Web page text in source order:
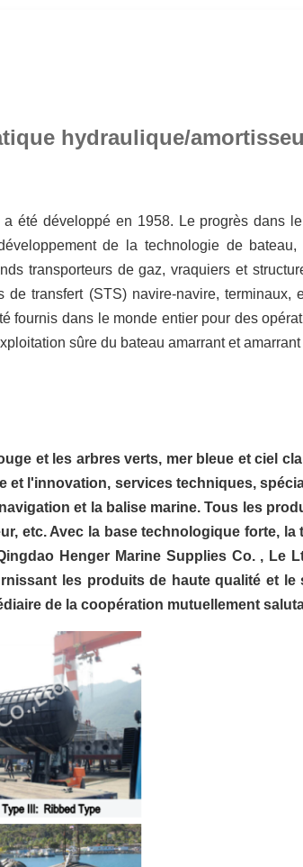
hydraulique/
été développé en 1958. Le progrès dans
de la technologie de
transporteurs de gaz, vraquiers et
transfert (STS) navire-navire,
fournis dans le monde entier pour des
sûre du bateau amarrant et
et les arbres verts, mer bleue et ciel
l'innovation, services techniques,
et la balise marine. Tous les
etc. Avec la base technologique forte,
Henger Marine Supplies Co. ,
les produits de haute qualité et
de la coopération mutuellement